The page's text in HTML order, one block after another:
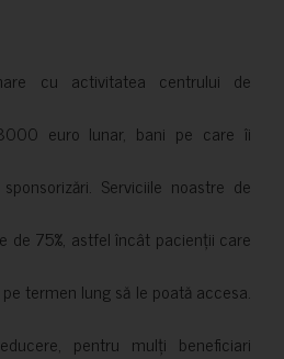
cu activitatea centrului de
euro lunar, bani pe care îi
Serviciile noastre de
de 75%, astfel încât pacienții care
termen lung să le poată accesa.
pentru mulți beneficiari